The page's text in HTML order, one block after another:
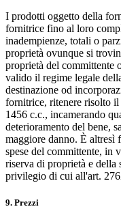
I prodotti oggetto della
fornitrice fino al loro
inadempienze, totali o
proprietà ovunque si
proprietà del committente
valido il regime legale
destinazione od
fornitrice, ritenere risolto
1456 c.c., incamerando
deterioramento del bene,
maggiore danno. È altresì
spese del committente, in
riserva di proprietà e della
privilegio di cui all'art.
9. Prezzi